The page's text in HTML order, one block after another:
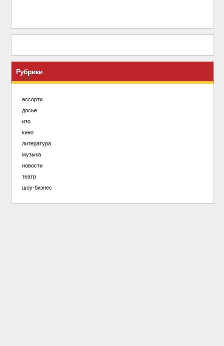
Рубрики
ассорти
досье
изо
кино
литература
музыка
новости
театр
шоу-бизнес